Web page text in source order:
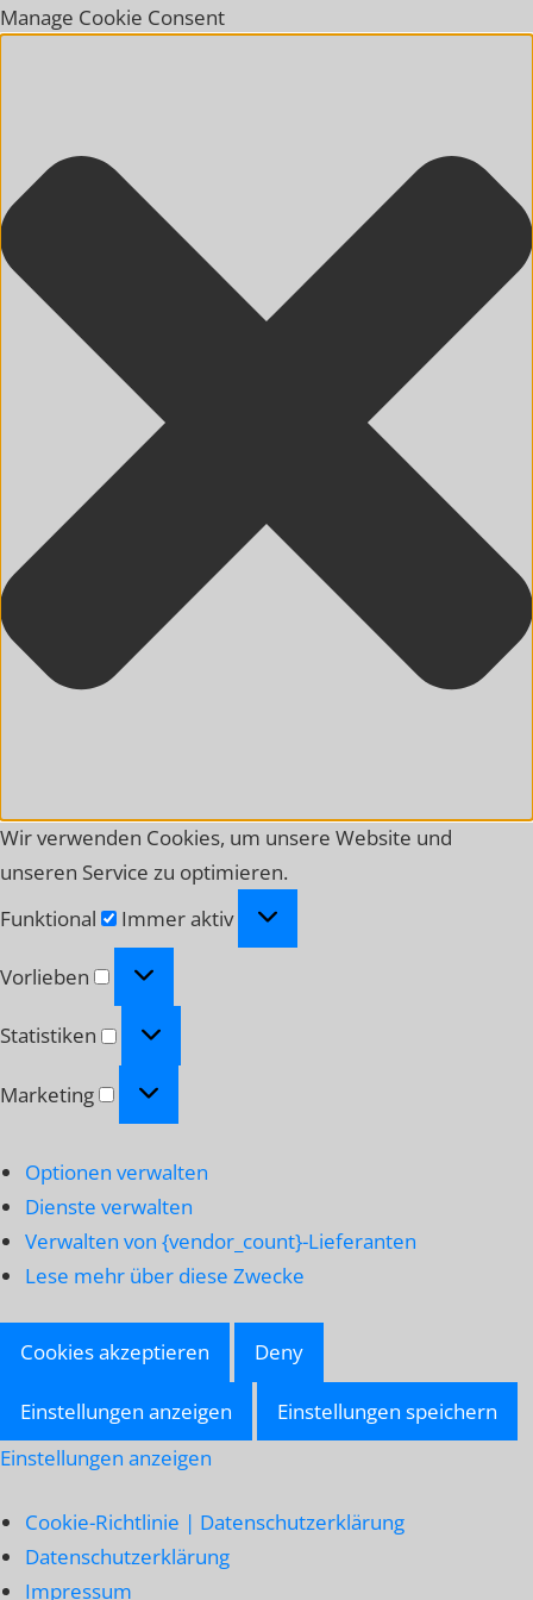
Manage Cookie Consent
Wir verwenden Cookies, um unsere Website und
unseren Service zu optimieren.
Funktional
Funktional
Immer aktiv
Vorlieben Vorlieben
Statistiken Statistiken
Marketing Marketing
Optionen verwalten
Dienste verwalten
Verwalten von {vendor_count}-Lieferanten
Lese mehr über diese Zwecke
Cookies akzeptieren Deny
Einstellungen anzeigen
Einstellungen speichern
Einstellungen anzeigen
Cookie-Richtlinie | Datenschutzerklärung
Datenschutzerklärung
Impressum